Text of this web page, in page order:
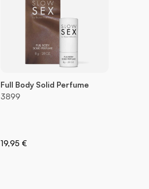
Full Body Solid Perfume
3899
19,95 €